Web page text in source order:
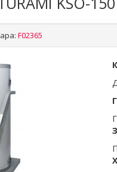
F02365